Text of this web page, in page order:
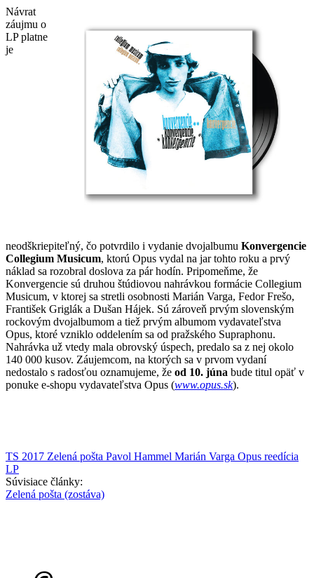
Návrat
záujmu o
LP platne
je
neodškriepiteľný, čo potvrdilo i vydanie dvojalbumu Konvergencie
Collegium Musicum, ktorú Opus vydal na jar tohto roku a prvý
náklad sa rozobral doslova za pár hodín. Pripomeňme, že
Konvergencie sú druhou štúdiovou nahrávkou formácie Collegium
Musicum, v ktorej sa stretli osobnosti Marián Varga, Fedor Frešo,
František Griglák a Dušan Hájek. Sú zároveň prvým slovenským
rockovým dvojalbumom a tiež prvým albumom vydavateľstva
Opus, ktoré vzniklo oddelením sa od pražského Supraphonu.
Nahrávka už vtedy mala obrovský úspech, predalo sa z nej okolo
140 000 kusov. Záujemcom, na ktorých sa v prvom vydaní
nedostalo s radosťou oznamujeme, že od 10. júna bude titul opäť v
ponuke e-shopu vydavateľstva Opus (www.opus.sk).
TS 2017 Zelená pošta Pavol Hammel Marián Varga Opus reedícia
LP
Súvisiace články:
Zelená pošta (zostáva)